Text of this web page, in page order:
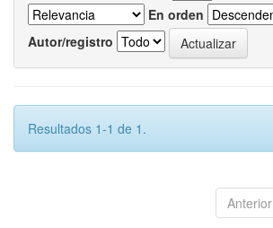
En orden
Autor/registro
Resultados 1-1 de 1.
Anterior